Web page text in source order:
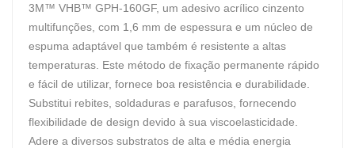
3M™ VHB™ GPH-160GF, um adesivo acrílico cinzento
multifunções, com 1,6 mm de espessura e um núcleo de
espuma adaptável que também é resistente a altas
temperaturas. Este método de fixação permanente rápido
e fácil de utilizar, fornece boa resistência e durabilidade.
Substitui rebites, soldaduras e parafusos, fornecendo
flexibilidade de design devido à sua viscoelasticidade.
Adere a diversos substratos de alta e média energia